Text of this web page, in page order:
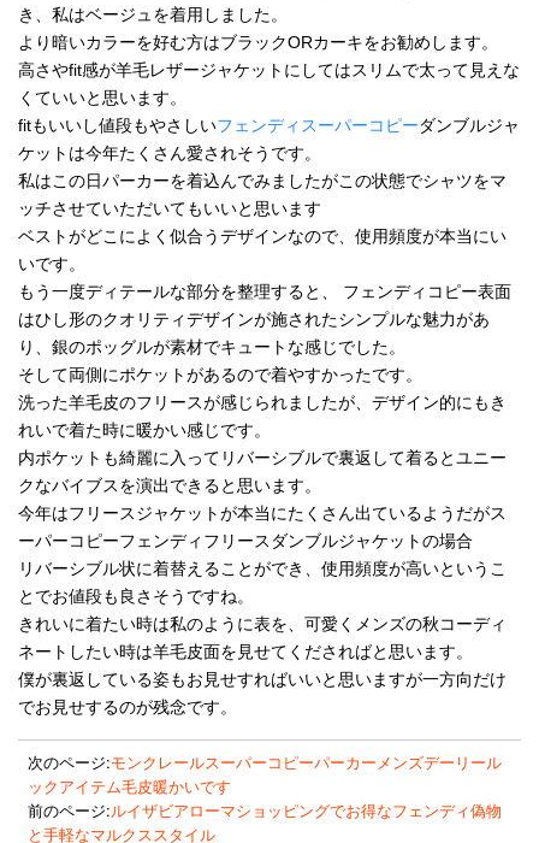
き、私はベージュを着用しました。
より暗いカラーを好む方はブラックORカーキをお勧めします。
高さやfit感が羊毛レザージャケットにしてはスリムで太って見えな
くていいと思います。
fitもいいし値段もやさしいフェンディスーパーコピーダンブルジャ
ケットは今年たくさん愛されそうです。
私はこの日パーカーを着込んでみましたがこの状態でシャツをマ
ッチさせていただいてもいいと思います
ベストがどこによく似合うデザインなので、使用頻度が本当にい
いです。
もう一度ディテールな部分を整理すると、 フェンディコピー表面
はひし形のクオリティデザインが施されたシンプルな魅力があ
り、銀のポッグルが素材でキュートな感じでした。
そして両側にポケットがあるので着やすかったです。
洗った羊毛皮のフリースが感じられましたが、デザイン的にもき
れいで着た時に暖かい感じです。
内ポケットも綺麗に入ってリバーシブルで裏返して着るとユニー
クなバイブスを演出できると思います。
今年はフリースジャケットが本当にたくさん出ているようだがス
ーパーコピーフェンディフリースダンブルジャケットの場合
リバーシブル状に着替えることができ、使用頻度が高いというこ
とでお値段も良さそうですね。
きれいに着たい時は私のように表を、可愛くメンズの秋コーディ
ネートしたい時は羊毛皮面を見せてくださればと思います。
僕が裏返している姿もお見せすればいいと思いますが一方向だけ
でお見せするのが残念です。
次のページ:モンクレールスーパーコピーパーカーメンズデーリール
ックアイテム毛皮暖かいです
前のページ:ルイザビアローマショッピングでお得なフェンディ偽物
と手軽なマルクススタイル